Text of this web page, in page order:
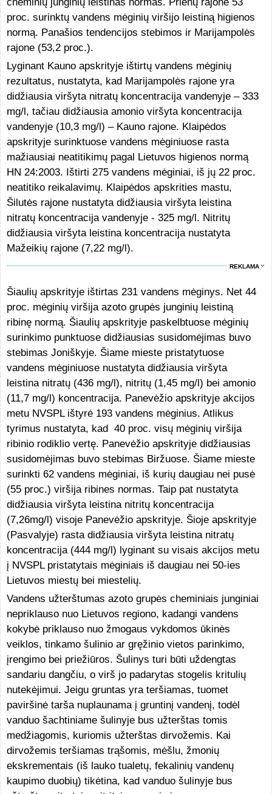
proc. surinktų vandens mėginių viršijo leistiną higienos
normą. Panašios tendencijos stebimos ir Marijampolės
rajone (53,2 proc.).
Lyginant Kauno apskrityje ištirtų vandens mėginių
rezultatus, nustatyta, kad Marijampolės rajone yra
didžiausia viršyta nitratų koncentracija vandenyje – 333
mg/l, tačiau didžiausia amonio viršyta koncentracija
vandenyje (10,3 mg/l) – Kauno rajone. Klaipėdos
apskrityje surinktuose vandens mėginiuose rasta
mažiausiai neatitikimų pagal Lietuvos higienos normą
HN 24:2003. Ištirti 275 vandens mėginiai, iš jų 22 proc.
neatitiko reikalavimų. Klaipėdos apskrities mastu,
Šilutės rajone nustatyta didžiausia viršyta leistina
nitratų koncentracija vandenyje - 325 mg/l. Nitritų
didžiausia viršyta leistina koncentracija nustatyta
Mažeikių rajone (7,22 mg/l).
REKLAMA
Šiaulių apskrityje ištirtas 231 vandens mėginys. Net 44
proc. mėginių viršija azoto grupės junginių leistiną
ribinę normą. Šiaulių apskrityje paskelbtuose mėginių
surinkimo punktuose didžiausias susidomėjimas buvo
stebimas Joniškyje. Šiame mieste pristatytuose
vandens mėginiuose nustatyta didžiausia viršyta
leistina nitratų (436 mg/l), nitritų (1,45 mg/l) bei amonio
(11,7 mg/l) koncentracija. Panevėžio apskrityje akcijos
metu NVSPL ištyrė 193 vandens mėginius. Atlikus
tyrimus nustatyta, kad 40 proc. visų mėginių viršija
ribinio rodiklio vertę. Panevėžio apskrityje didžiausias
susidomėjimas buvo stebimas Biržuose. Šiame mieste
surinkti 62 vandens mėginiai, iš kurių daugiau nei pusė
(55 proc.) viršija ribines normas. Taip pat nustatyta
didžiausia viršyta leistina nitritų koncentracija
(7,26mg/l) visoje Panevėžio apskrityje. Šioje apskrityje
(Pasvalyje) rasta didžiausia viršyta leistina nitratų
koncentracija (444 mg/l) lyginant su visais akcijos metu
į NVSPL pristatytais mėginiais iš daugiau nei 50-ies
Lietuvos miestų bei miestelių.
Vandens užterštumas azoto grupės cheminiais junginiai
nepriklauso nuo Lietuvos regiono, kadangi vandens
kokybė priklauso nuo žmogaus vykdomos ūkinės
veiklos, tinkamo šulinio ar gręžinio vietos parinkimo,
įrengimo bei priežiūros. Šulinys turi būti uždengtas
sandariu dangčiu, o virš jo padarytas stogelis kritulių
nutekėjimui. Jeigu gruntas yra teršiamas, tuomet
paviršinė tarša nuplaunama į gruntinį vandenį, todėl
vanduo šachtiniame šulinyje bus užterštas tomis
medžiagomis, kuriomis užterštas dirvožemis. Kai
dirvožemis teršiamas trąšomis, mėšlu, žmonių
ekskrementais (iš lauko tualetų, fekalinių vandenų
kaupimo duobių) tikėtina, kad vanduo šulinyje bus